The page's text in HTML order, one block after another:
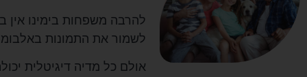
להרבה משפחות בימינו אין
לשמור את התמונות
אולם כל מדיה דיגיטלית